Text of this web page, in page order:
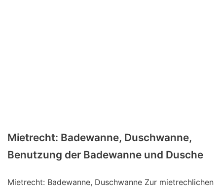
Mietrecht: Badewanne, Duschwanne,
Benutzung der Badewanne und Dusche
Mietrecht: Badewanne, Duschwanne Zur mietrechlichen